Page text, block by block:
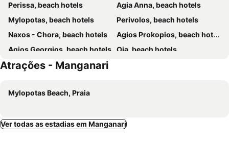
Princess Sissy
Corali Beach Hotel
Perissa, beach hotels
Agia Anna, beach hotels
Mylopotas, beach hotels
Perivolos, beach hotels
Naxos - Chora, beach hotels
Agios Prokopios, beach hotels
Agios Georgios, beach hotels Oia, beach hotels
Fira, beach hotels
Imerovigli, beach hotels
Piso Livadi, beach hotels
Karterados, beach hotels
Atrações - Manganari
Mylopotas Beach, Praia
Ver todas as estadias em Manganari